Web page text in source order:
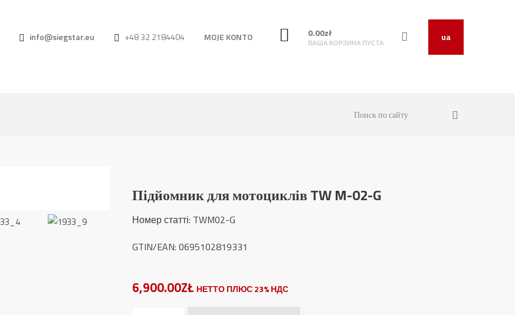
info@siegstar.eu +48 32 2184404 MOJE KONTO ua
0.00zł
ВАША КОРЗИНА ПУСТА
Підйомник для мотоциклів TW M-02-G
Номер статті: TWM02-G
GTIN/EAN: 0695102819331
6,900.00ZŁ НЕТТО ПЛЮС 23% НДС